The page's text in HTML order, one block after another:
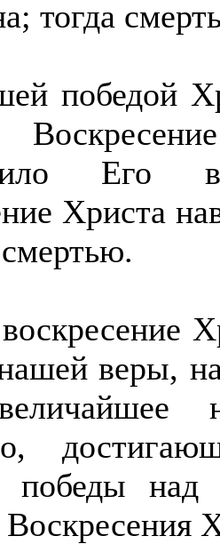
тогда
победой
Его
Христа
веры,
победы